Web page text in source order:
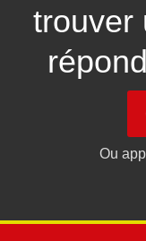
trouver
Ou